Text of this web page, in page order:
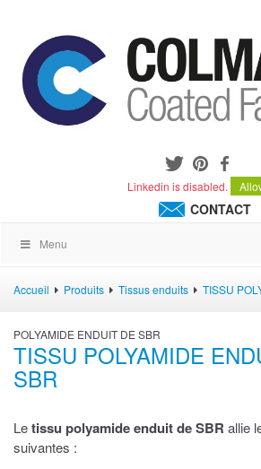
Linkedin is disabled.
CONTACT
Menu
Accueil Produits Tissus enduits TISSU
POLYAMIDE ENDUIT DE SBR
TISSU POLYAMIDE
SBR
Letissu polyamide enduit de SBR allie
suivantes :